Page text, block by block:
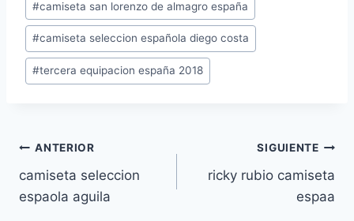
de
la
entrada:
#camiseta san lorenzo de almagro españa
#camiseta seleccion española diego costa
#tercera equipacion españa 2018
Navegación
de
ANTERIOR
camiseta seleccion
espaola aguila
SIGUIENTE
ricky rubio camiseta
espaa